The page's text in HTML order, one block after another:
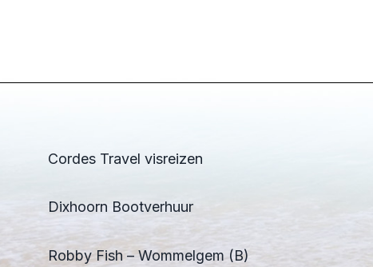
Cordes Travel visreizen
Dixhoorn Bootverhuur
Robby Fish – Wommelgem (B)